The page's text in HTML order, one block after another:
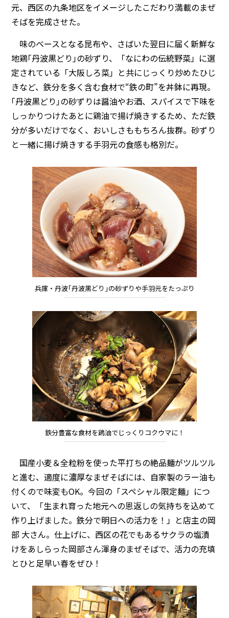
元、西区の九条地区をイメージしたこだわり満載のまぜ
そばを完成させた。
味のベースとなる昆布や、さばいた翌日に届く新鮮な
地鶏｢丹波黒どり｣の砂ずり、「なにわの伝統野菜」に選
定されている「大阪しろ菜」と共にじっくり炒めたひじ
きなど、鉄分を多く含む食材で“鉄の町”を丼鉢に再現。
｢丹波黒どり｣の砂ずりは醤油やお酒、スパイスで下味を
しっかりつけたあとに鶏油で揚げ焼きするため、ただ鉄
分が多いだけでなく、おいしさももちろん抜群。砂ずり
と一緒に揚げ焼きする手羽元の食感も格別だ。
兵庫・丹波｢丹波黒どり｣の砂ずりや手羽元をたっぷり
鉄分豊富な食材を鶏油でじっくりコクウマに！
国産小麦＆全粒粉を使った平打ちの絶品麺がツルツル
と進む、適度に濃厚なまぜそばには、自家製のラー油も
付くので味変もOK。今回の「スペシャル限定麺」につ
いて、「生まれ育った地元への恩返しの気持ちを込めて
作り上げました。鉄分で明日への活力を！」と店主の岡
部 大さん。仕上げに、西区の花でもあるサクラの塩漬
けをあしらった岡部さん渾身のまぜそばで、活力の充填
とひと足早い春をぜひ！